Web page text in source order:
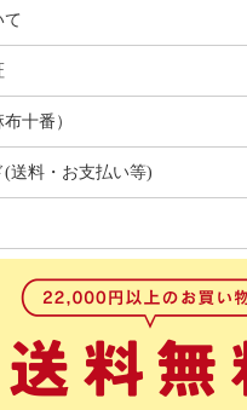
て
十番）
(送料・お支払い等)
基づく表記
リシー